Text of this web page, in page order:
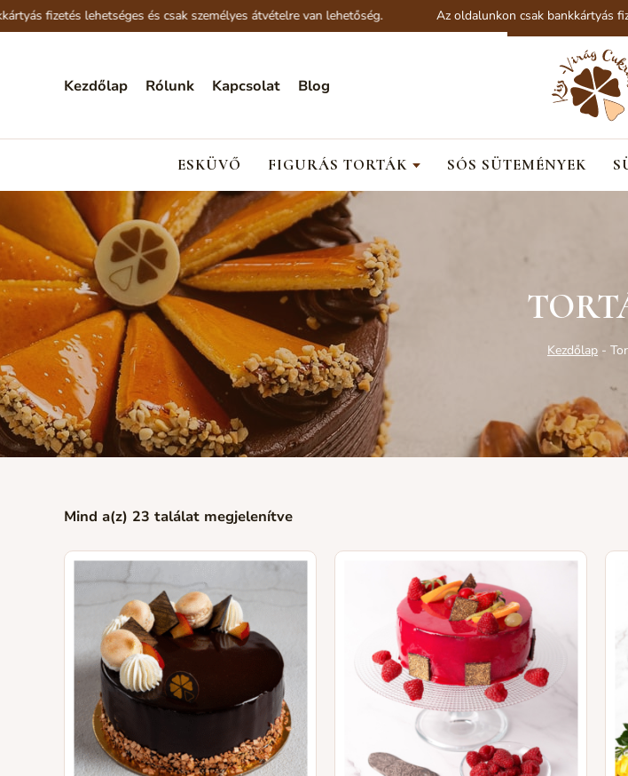
lehetséges és csak személyes átvételre van lehetőség. Az oldalunkon csak bankkártyás fizetés
Kezdőlap Rólunk Kapcsolat Blog
ESKÜVŐ FIGURÁS TORTÁK SÓS SÜTEMÉNYEK
Kezdőlap -
Mind a(z) 23 találat megjelenítve